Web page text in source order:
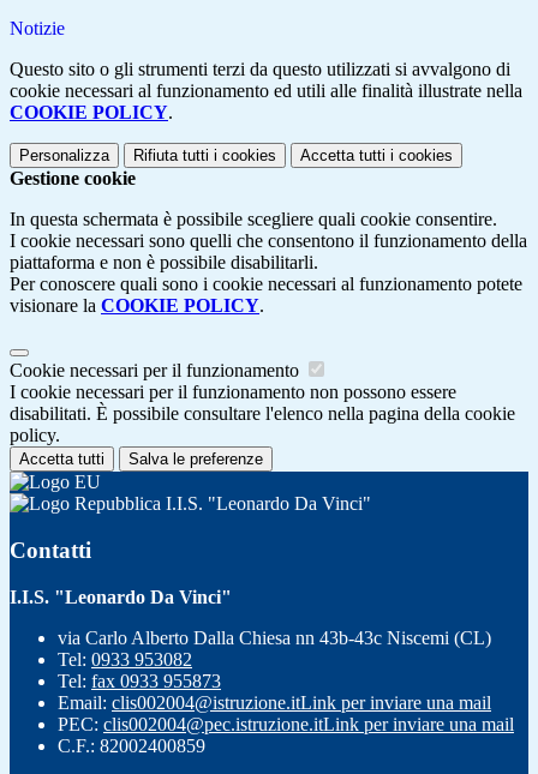
Notizie
Questo sito o gli strumenti terzi da questo utilizzati si avvalgono di
cookie necessari al funzionamento ed utili alle finalità illustrate nella
COOKIE POLICY.
Personalizza Rifiuta tutti i cookies Accetta tutti i cookies
Gestione cookie
In questa schermata è possibile scegliere quali cookie consentire.
I cookie necessari sono quelli che consentono il funzionamento della
piattaforma e non è possibile disabilitarli.
Per conoscere quali sono i cookie necessari al funzionamento potete
visionare la COOKIE POLICY.
Cookie necessari per il funzionamento
I cookie necessari per il funzionamento non possono essere
disabilitati. È possibile consultare l'elenco nella pagina della cookie
policy.
Accetta tutti Salva le preferenze
I.I.S. "Leonardo Da Vinci"
Contatti
I.I.S. "Leonardo Da Vinci"
via Carlo Alberto Dalla Chiesa nn 43b-43c Niscemi (CL)
Tel: 0933 953082
Tel: fax 0933 955873
Email: clis002004@istruzione.itLink per inviare una mail
PEC: clis002004@pec.istruzione.itLink per inviare una mail
C.F.: 82002400859